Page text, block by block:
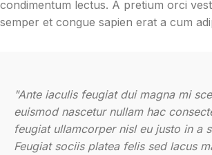
condimentum lectus. A pretium orci
semper et congue sapien erat a cum
"Ante iaculis feugiat dui magna mi
euismod nascetur nullam hac
feugiat ullamcorper nisl eu justo in a
Feugiat sociis platea felis sed lacus